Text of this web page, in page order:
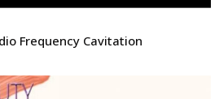
Frequency Cavitation